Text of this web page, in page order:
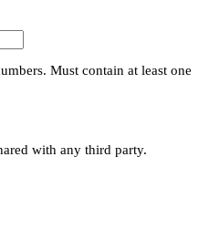
Must contain at least one
with any third party.